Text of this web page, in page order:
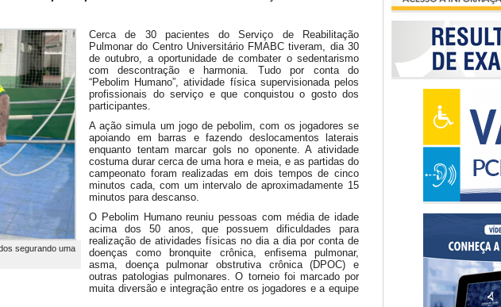
segurando uma
Cerca de 30 pacientes do Serviço de Reabilitação
Pulmonar do Centro Universitário FMABC tiveram, dia 30
de outubro, a oportunidade de combater o sedentarismo
com descontração e harmonia. Tudo por conta do
“Pebolim Humano”, atividade física supervisionada pelos
profissionais do serviço e que conquistou o gosto dos
participantes.
A ação simula um jogo de pebolim, com os jogadores se
apoiando em barras e fazendo deslocamentos laterais
enquanto tentam marcar gols no oponente. A atividade
costuma durar cerca de uma hora e meia, e as partidas do
campeonato foram realizadas em dois tempos de cinco
minutos cada, com um intervalo de aproximadamente 15
minutos para descanso.
O Pebolim Humano reuniu pessoas com média de idade
acima dos 50 anos, que possuem dificuldades para
realização de atividades físicas no dia a dia por conta de
doenças como bronquite crônica, enfisema pulmonar,
asma, doença pulmonar obstrutiva crônica (DPOC) e
outras patologias pulmonares. O torneio foi marcado por
muita diversão e integração entre os jogadores e a equipe